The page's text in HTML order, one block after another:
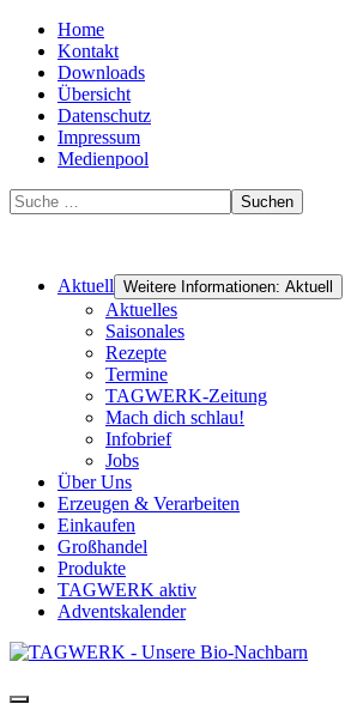
Home
Kontakt
Downloads
Übersicht
Datenschutz
Impressum
Medienpool
Suchen
Aktuell Weitere Informationen: Aktuell
Aktuelles
Saisonales
Rezepte
Termine
TAGWERK-Zeitung
Mach dich schlau!
Infobrief
Jobs
Über Uns
Erzeugen & Verarbeiten
Einkaufen
Großhandel
Produkte
TAGWERK aktiv
Adventskalender